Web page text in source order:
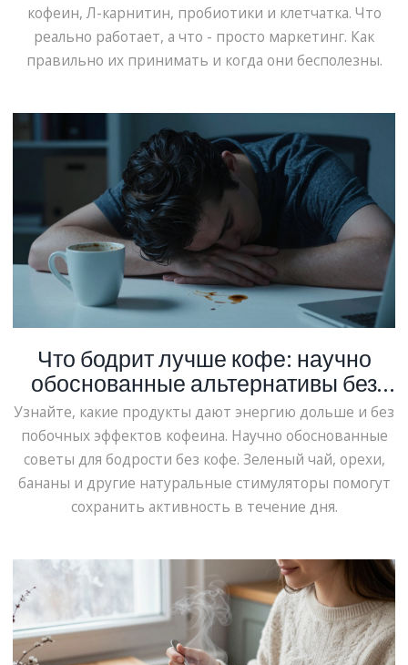
кофеин, Л-карнитин, пробиотики и клетчатка. Что
реально работает, а что - просто маркетинг. Как
правильно их принимать и когда они бесполезны.
Что бодрит лучше кофе: научно
обоснованные альтернативы без
кофеина
Узнайте, какие продукты дают энергию дольше и без
побочных эффектов кофеина. Научно обоснованные
советы для бодрости без кофе. Зеленый чай, орехи,
бананы и другие натуральные стимуляторы помогут
сохранить активность в течение дня.